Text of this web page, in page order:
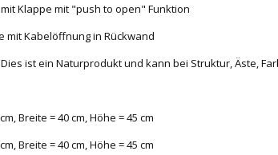
Klappe mit "push to open" Funktion
mit Kabelöffnung in Rückwand
ist ein Naturprodukt und kann bei Struktur, Äste,
Breite = 40 cm, Höhe = 45 cm
Breite = 40 cm, Höhe = 45 cm